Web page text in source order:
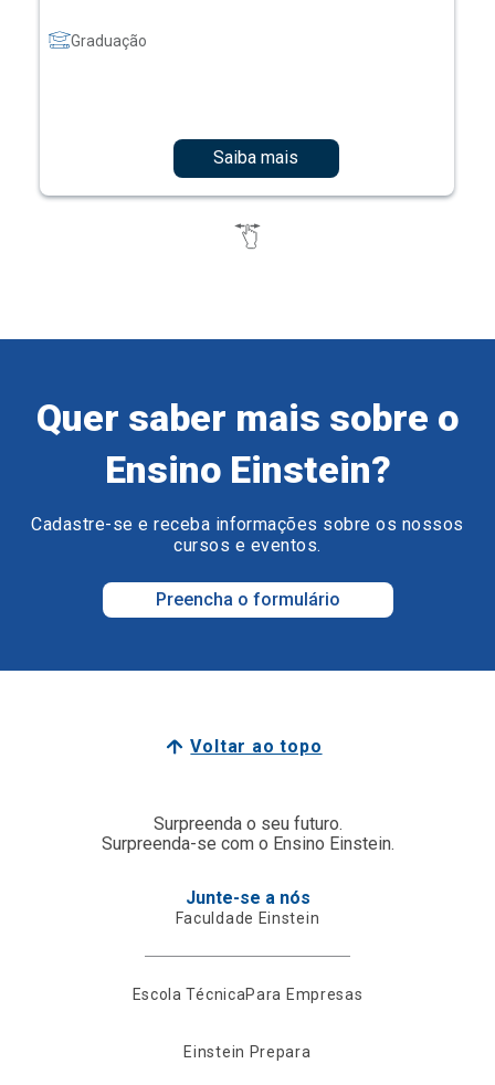
Graduação
Saiba mais
Quer saber mais sobre o
Ensino Einstein?
Cadastre-se e receba informações sobre os nossos
cursos e eventos.
Preencha o formulário
Voltar ao topo
Surpreenda o seu futuro.
Surpreenda-se com o Ensino Einstein.
Junte-se a nós
Faculdade Einstein
Escola TécnicaPara Empresas
Einstein Prepara